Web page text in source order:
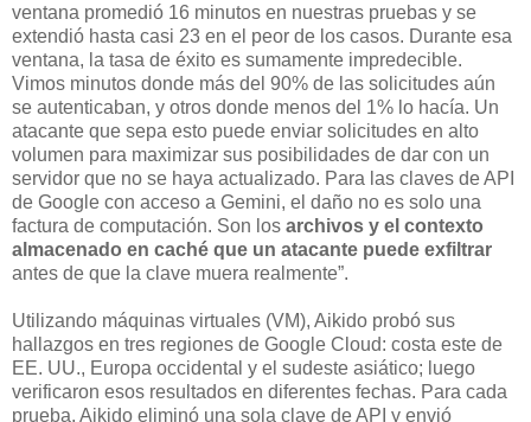
ventana promedió 16 minutos en nuestras pruebas y se
extendió hasta casi 23 en el peor de los casos. Durante esa
ventana, la tasa de éxito es sumamente impredecible.
Vimos minutos donde más del 90% de las solicitudes aún
se autenticaban, y otros donde menos del 1% lo hacía. Un
atacante que sepa esto puede enviar solicitudes en alto
volumen para maximizar sus posibilidades de dar con un
servidor que no se haya actualizado. Para las claves de API
de Google con acceso a Gemini, el daño no es solo una
factura de computación. Son los archivos y el contexto
almacenado en caché que un atacante puede exfiltrar
antes de que la clave muera realmente”.
Utilizando máquinas virtuales (VM), Aikido probó sus
hallazgos en tres regiones de Google Cloud: costa este de
EE. UU., Europa occidental y el sudeste asiático; luego
verificaron esos resultados en diferentes fechas. Para cada
prueba, Aikido eliminó una sola clave de API y envió